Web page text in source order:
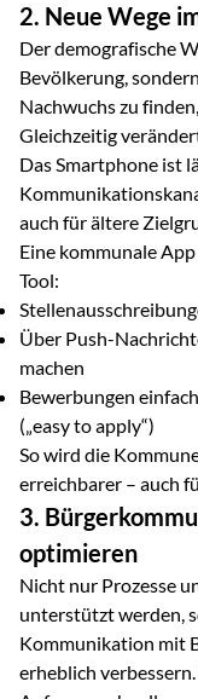
2. Neue Wege
Der demografische
Bevölkerung,
Nachwuchs zu
Gleichzeitig
Das Smartphone ist
auch für ältere
Eine kommunale
Tool:
Über Push-
machen
Bewerbungen
(„easy to apply“)
So wird die
erreichbarer – auch
3.
optimieren
Nicht nur Prozesse
unterstützt werden,
Kommunikation mit
erheblich